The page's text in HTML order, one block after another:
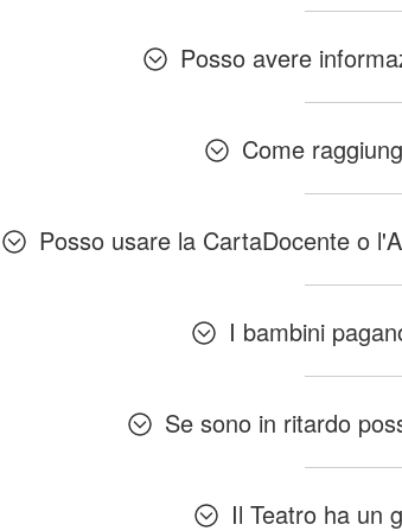
Posso avere
Come
Posso usare la CartaDocente o
I bambini
Se sono in ritardo
Il Teatro ha un